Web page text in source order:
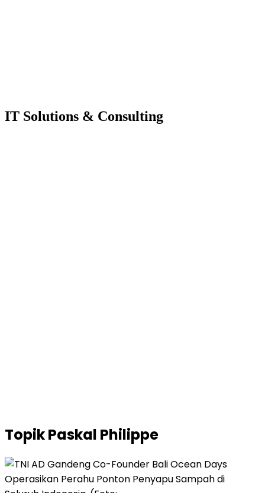
IT Solutions & Consulting
TopikPaskal Philippe